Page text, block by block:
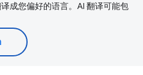
成您偏好的语言。AI 翻译可能包